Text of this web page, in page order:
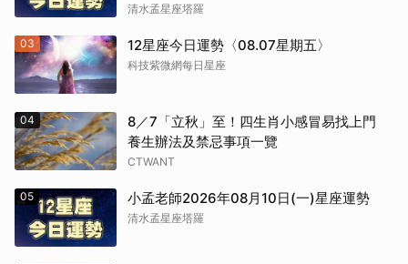
清水孟星座塔羅
03 12星座今日運勢〈08.07星期五〉
科技紫微網每日星座
04
8／7「立秋」至！四生肖小感冒易找上門
養生辦法及禁忌事項一覽
CTWANT
05 小孟老師2026年08月10日(一)星座運勢
清水孟星座塔羅